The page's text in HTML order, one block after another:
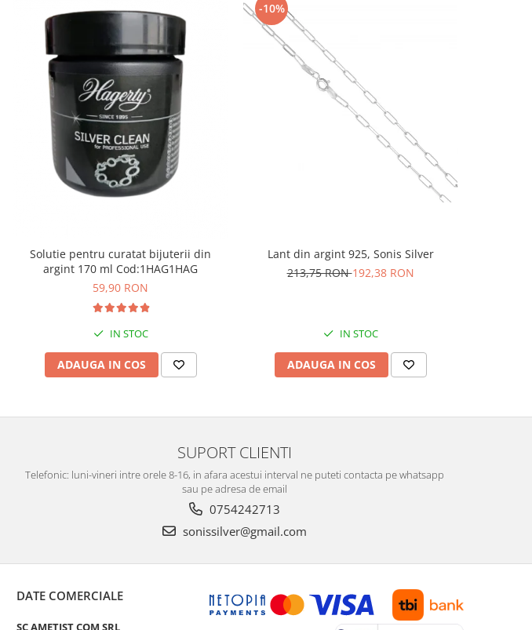
Solutie pentru curatat bijuterii din
argint 170 ml Cod:1HAG1HAG
59,90 RON
IN STOC
ADAUGA IN COS
-10%
Lant din argint 925, Sonis Silver
213,75 RON192,38 RON
IN STOC
ADAUGA IN COS
SUPORT CLIENTI
Telefonic: luni-vineri intre orele 8-16, in afara acestui interval ne puteti contacta pe whatsapp
sau pe adresa de email
0754242713
sonissilver@gmail.com
DATE COMERCIALE
SC AMETIST COM SRL